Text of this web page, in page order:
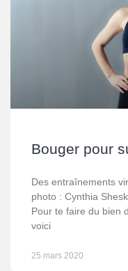
Bouger pour
Des entraînements
photo : Cynthia
Pour te faire du bien
voici
25 mars 2020